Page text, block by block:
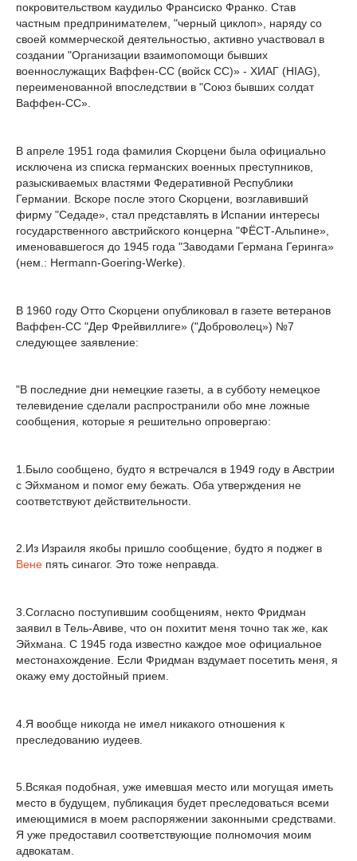
покровительством каудильо Франсиско Франко. Став
частным предпринимателем, "черный циклоп», наряду со
своей коммерческой деятельностью, активно участвовал в
создании "Организации взаимопомощи бывших
военнослужащих Ваффен-СС (войск СС)» - ХИАГ (HIAG),
переименованной впоследствии в "Союз бывших солдат
Ваффен-СС».
В апреле 1951 года фамилия Скорцени была официально
исключена из списка германских военных преступников,
разыскиваемых властями Федеративной Республики
Германии. Вскоре после этого Скорцени, возглавивший
фирму "Седаде», стал представлять в Испании интересы
государственного австрийского концерна "ФЁСТ-Альпине»,
именовавшегося до 1945 года "Заводами Германа Геринга»
(нем.: Hermann-Goering-Werke).
В 1960 году Отто Скорцени опубликовал в газете ветеранов
Ваффен-СС "Дер Фрейвиллиге» ("Доброволец») №7
следующее заявление:
"В последние дни немецкие газеты, а в субботу немецкое
телевидение сделали распространили обо мне ложные
сообщения, которые я решительно опровергаю:
1.Было сообщено, будто я встречался в 1949 году в Австрии
с Эйхманом и помог ему бежать. Оба утверждения не
соответствуют действительности.
2.Из Израиля якобы пришло сообщение, будто я поджег в
Вене пять синагог. Это тоже неправда.
3.Согласно поступившим сообщениям, некто Фридман
заявил в Тель-Авиве, что он похитит меня точно так же, как
Эйхмана. С 1945 года известно каждое мое официальное
местонахождение. Если Фридман вздумает посетить меня, я
окажу ему достойный прием.
4.Я вообще никогда не имел никакого отношения к
преследованию иудеев.
5.Всякая подобная, уже имевшая место или могущая иметь
место в будущем, публикация будет преследоваться всеми
имеющимися в моем распоряжении законными средствами.
Я уже предоставил соответствующие полномочия моим
адвокатам.